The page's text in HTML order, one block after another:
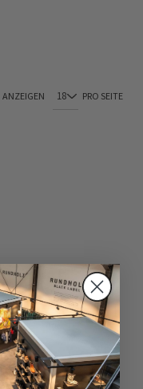
ANZEIGEN PRO SEITE